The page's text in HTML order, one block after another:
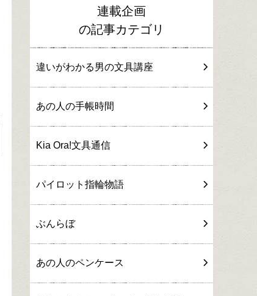
連載企画
の記事カテゴリ
違いがわかる男の文具講座
あの人の手帳時間
Kia Ora!文具通信
パイロット指輪物語
ぶんらぼ
あの人のペンケース